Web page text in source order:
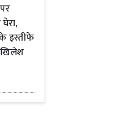
के इस्तीफे